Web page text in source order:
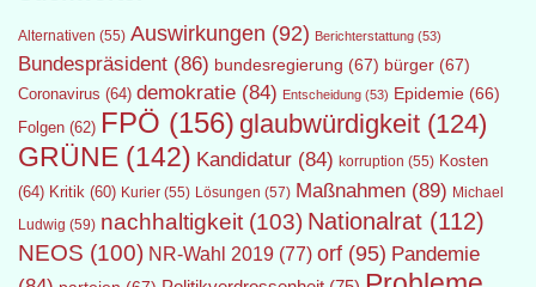
Alternativen (55) Auswirkungen (92) Berichterstattung (53)
Bundespräsident (86) bundesregierung (67) bürger (67)
Coronavirus (64) demokratie (84) Entscheidung (53) Epidemie (66)
Folgen (62) FPÖ (156) glaubwürdigkeit (124)
GRÜNE (142) Kandidatur (84) korruption (55) Kosten
(64) Kritik (60) Kurier (55) Lösungen (57) Maßnahmen (89) Michael
Ludwig (59) nachhaltigkeit (103) Nationalrat (112)
NEOS (100) NR-Wahl 2019 (77) orf (95) Pandemie